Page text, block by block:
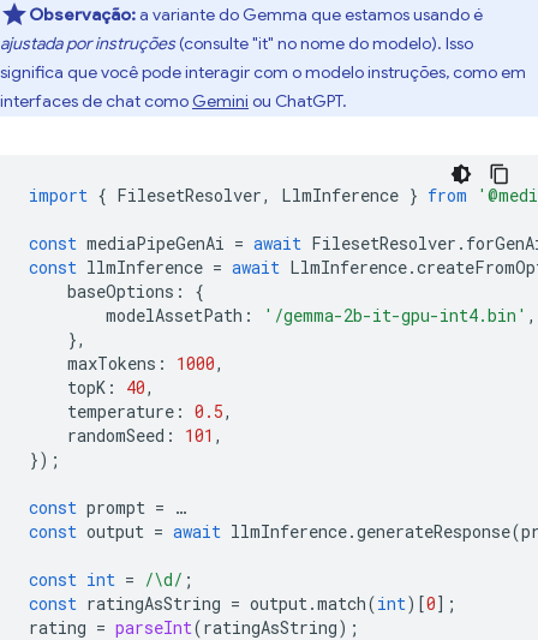
Observação:a variante do Gemma que estamos usando é
ajustada por instruções(consulte "it" no nome do modelo). Isso
significa que você pode interagir com o modelo instruções, como em
interfaces de chat como Gemini ou ChatGPT.
import { FilesetResolver, LlmInference } from
const mediaPipeGenAi = await FilesetResolver .
const llmInference = await LlmInference.
baseOptions :
{
modelAssetPath : '/gemma-2b-it-gpu-int4.bin' ,
},
maxTokens : 1000,
topK : 40,
temperature : 0.5,
randomSeed : 101 ,
});
const prompt = …
const output = await llmInference.generateResponse(
const int = /\d/ ;
const ratingAsString = output .match(int)[0];
rating = parseInt(ratingAsString);